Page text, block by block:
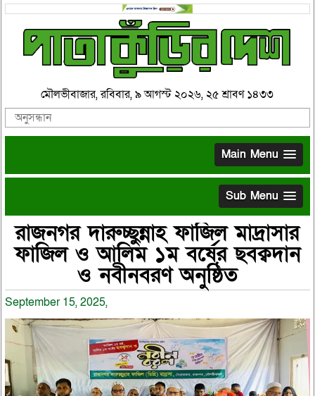
মৌলভীবাজার, রবিবার, ৯ আগস্ট ২০২৬, ২৫ শ্রাবণ ১৪৩৩
Main Menu
Sub Menu
রাজনগর দারুচ্ছুন্নাহ ফাজিল মাদ্রাসার
ফাজিল ও আলিম ১ম বর্ষের ছবক্বদান
ও নবীনবরণ অনুষ্ঠিত
September 15, 2025,